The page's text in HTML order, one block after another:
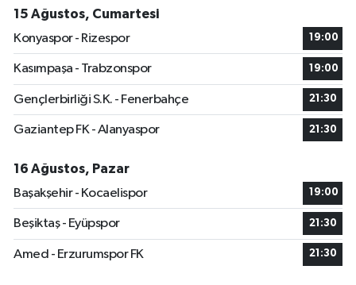
15 Ağustos, Cumartesi
Konyaspor - Rizespor
19:00
Kasımpaşa - Trabzonspor 19:00
Gençlerbirliği S.K. - Fenerbahçe 21:30
Gaziantep FK - Alanyaspor 21:30
16 Ağustos, Pazar
Başakşehir - Kocaelispor
19:00
Beşiktaş - Eyüpspor 21:30
Amed - Erzurumspor FK 21:30